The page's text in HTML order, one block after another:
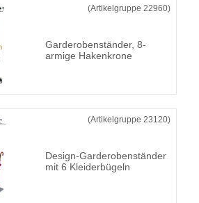
(Artikelgruppe 22960)
Garderobenständer, 8-
armige Hakenkrone
(Artikelgruppe 23120)
Design-Garderobenständer
mit 6 Kleiderbügeln